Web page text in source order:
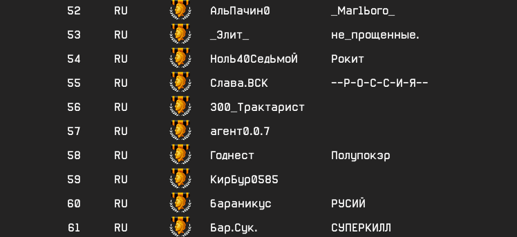
52
RU АльПачин0 _Маг1Ього_
53
RU _Элит_ не_прощенные.
54
RU НолЬ40СедЬмоЙ Рокит
55
RU Слава.ВСК --Р-О-С-С-И-Я--
56
RU 300_Трактарист
57
RU агент0.0.7
58
RU Годнест Полупокэр
59
RU КирБур0585
60
RU бараникус РУСИЙ
61
RU Бар.Сук. СУПЕРКИЛЛ